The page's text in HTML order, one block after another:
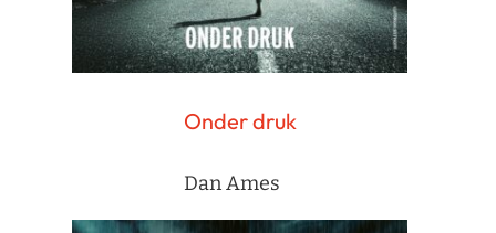
Onder druk
Dan Ames